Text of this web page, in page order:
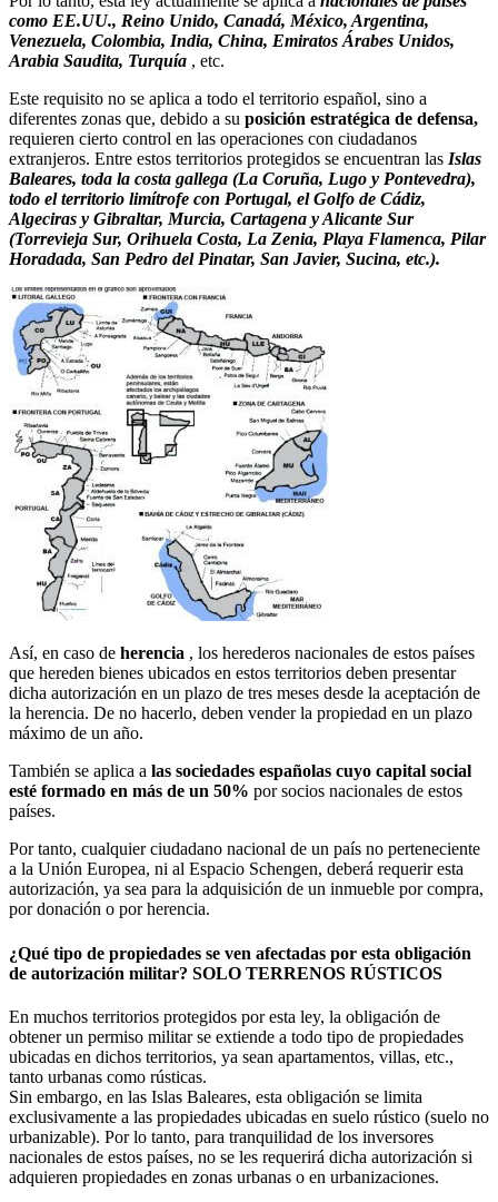
como EE.UU., Reino Unido, Canadá, México, Argentina,
Venezuela, Colombia, India, China, Emiratos Árabes Unidos,
Arabia Saudita, Turquía , etc.
Este requisito no se aplica a todo el territorio español, sino a
diferentes zonas que, debido a su posición estratégica de defensa,
requieren cierto control en las operaciones con ciudadanos
extranjeros. Entre estos territorios protegidos se encuentran las Islas
Baleares, toda la costa gallega (La Coruña, Lugo y Pontevedra),
todo el territorio limítrofe con Portugal, el Golfo de Cádiz,
Algeciras y Gibraltar, Murcia, Cartagena y Alicante Sur
(Torrevieja Sur, Orihuela Costa, La Zenia, Playa Flamenca, Pilar
Horadada, San Pedro del Pinatar, San Javier, Sucina, etc.).
Así, en caso de herencia , los herederos nacionales de estos países
que hereden bienes ubicados en estos territorios deben presentar
dicha autorización en un plazo de tres meses desde la aceptación de
la herencia. De no hacerlo, deben vender la propiedad en un plazo
máximo de un año.
También se aplica a las sociedades españolas cuyo capital social
esté formado en más de un 50% por socios nacionales de estos
países.
Por tanto, cualquier ciudadano nacional de un país no perteneciente
a la Unión Europea, ni al Espacio Schengen, deberá requerir esta
autorización, ya sea para la adquisición de un inmueble por compra,
por donación o por herencia.
¿Qué tipo de propiedades se ven afectadas por esta obligación
de autorización militar? SOLO TERRENOS RÚSTICOS
En muchos territorios protegidos por esta ley, la obligación de
obtener un permiso militar se extiende a todo tipo de propiedades
ubicadas en dichos territorios, ya sean apartamentos, villas, etc.,
tanto urbanas como rústicas.
Sin embargo, en las Islas Baleares, esta obligación se limita
exclusivamente a las propiedades ubicadas en suelo rústico (suelo no
urbanizable). Por lo tanto, para tranquilidad de los inversores
nacionales de estos países, no se les requerirá dicha autorización si
adquieren propiedades en zonas urbanas o en urbanizaciones.